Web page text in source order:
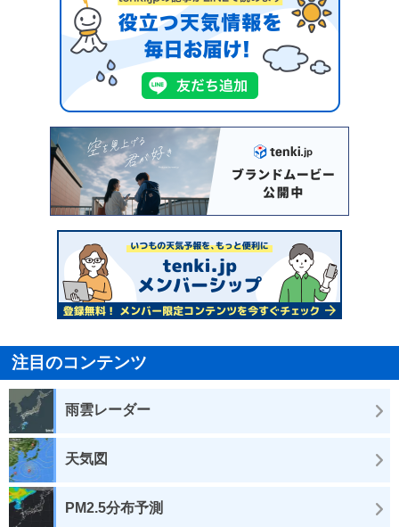
注目のコンテンツ
雨雲レーダー
天気図
PM2.5分布予測